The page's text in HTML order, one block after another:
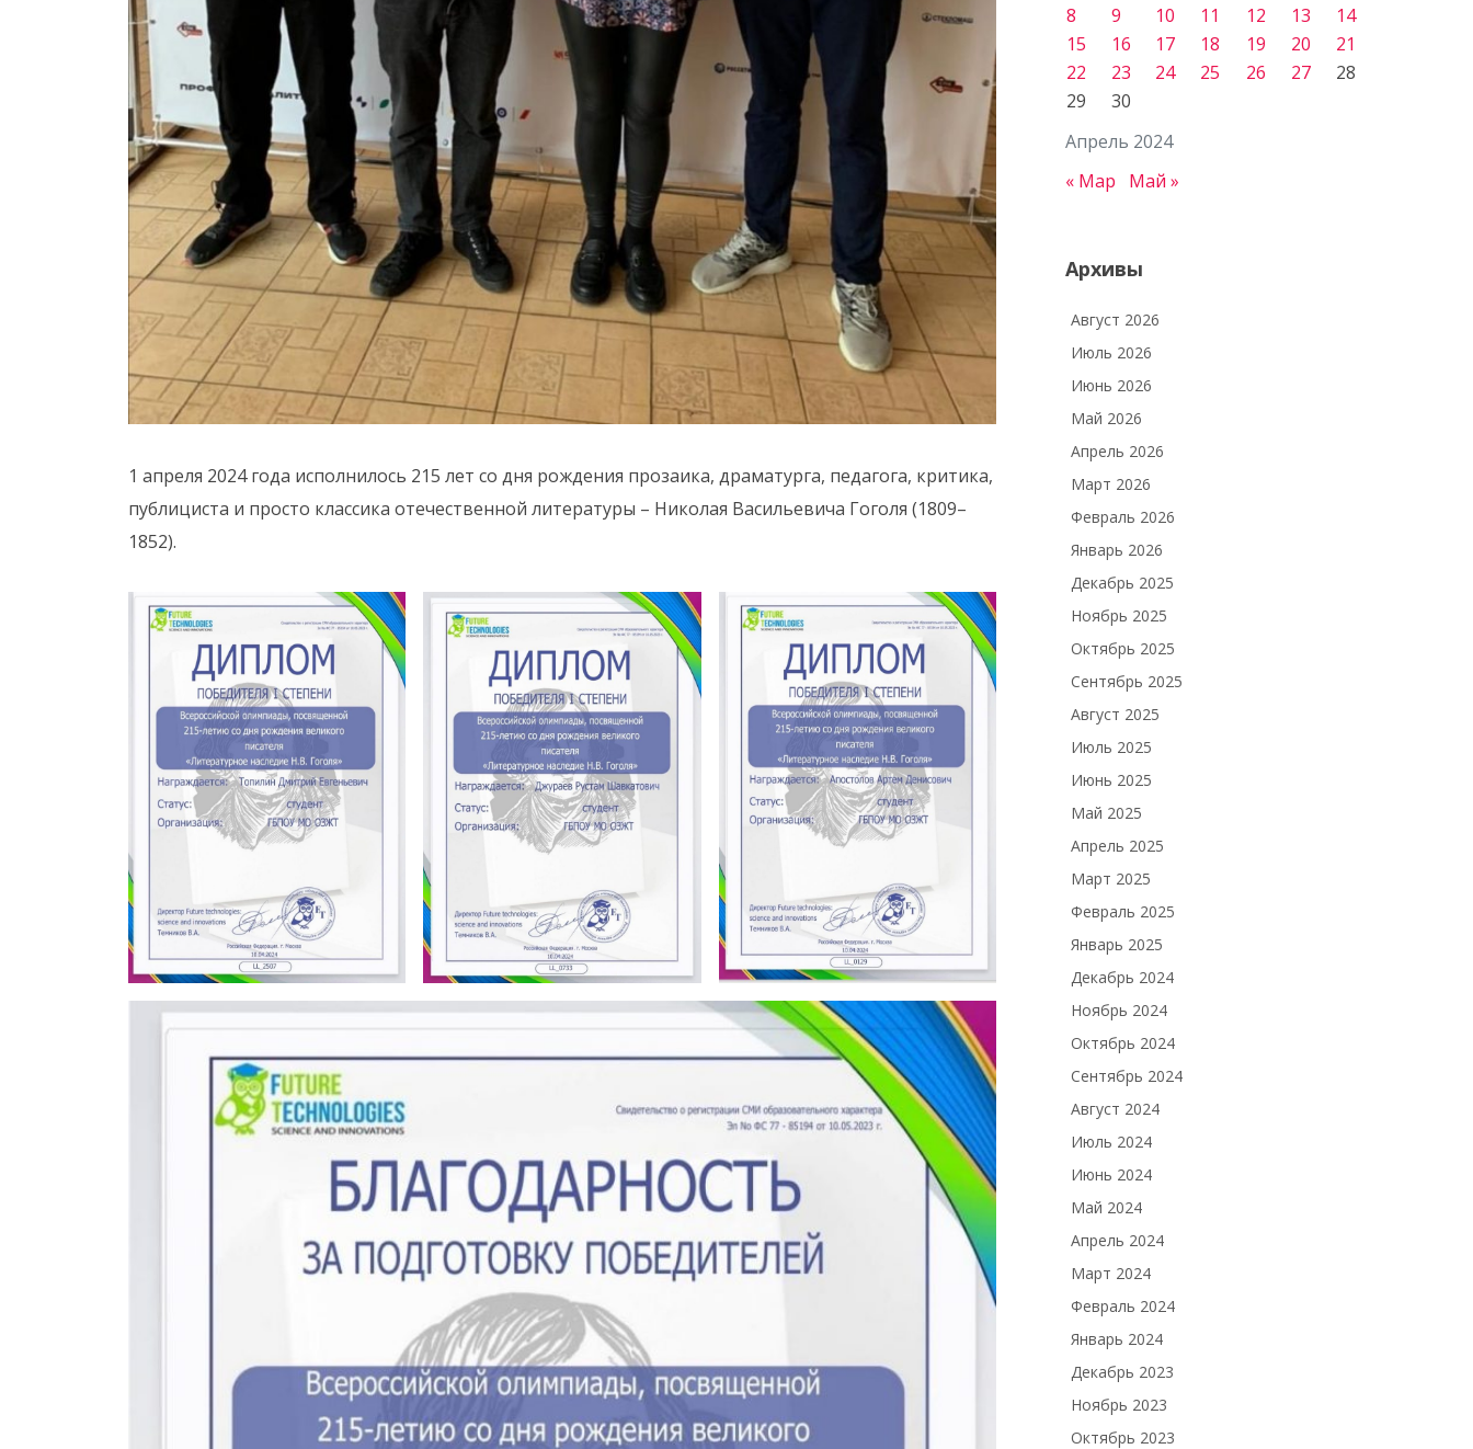
1 апреля 2024 года исполнилось 215 лет со дня рождения прозаика, драматурга, педагога, критика,
публициста и просто классика отечественной литературы – Николая Васильевича Гоголя (1809–
1852).
Апрель 2024
8
9 10 11 12 13
14
15
16 17 18 19 20
21
22
23 24 25 26 27
28
29
30
« Мар Май »
Архивы
Август 2026
Июль 2026
Июнь 2026
Май 2026
Апрель 2026
Март 2026
Февраль 2026
Январь 2026
Декабрь 2025
Ноябрь 2025
Октябрь 2025
Сентябрь 2025
Август 2025
Июль 2025
Июнь 2025
Май 2025
Апрель 2025
Март 2025
Февраль 2025
Январь 2025
Декабрь 2024
Ноябрь 2024
Октябрь 2024
Сентябрь 2024
Август 2024
Июль 2024
Июнь 2024
Май 2024
Апрель 2024
Март 2024
Февраль 2024
Январь 2024
Декабрь 2023
Ноябрь 2023
Октябрь 2023